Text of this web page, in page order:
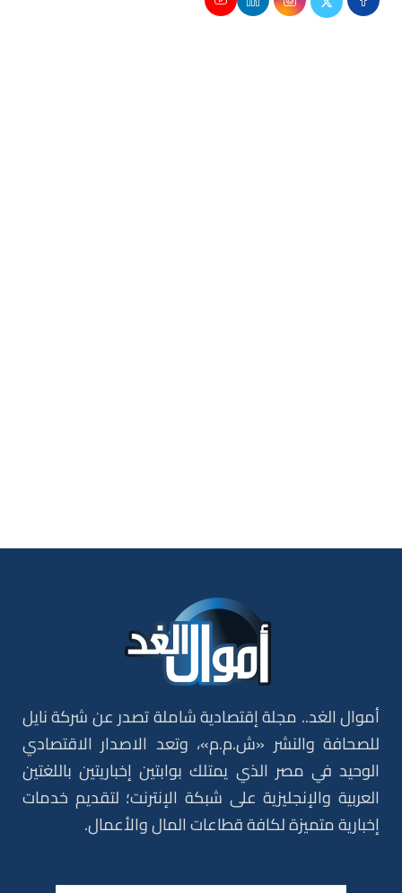
أموال الغد.. مجلة إقتصادية شاملة تصدر عن شركة نايل
للصحافة والنشر «ش.م.م»، وتعد الاصدار الاقتصادي
الوحيد في مصر الذي يمتلك بوابتين إخباريتين باللغتين
العربية والإنجليزية على شبكة الإنترنت؛ لتقديم خدمات
إخبارية متميزة لكافة قطاعات المال والأعمال.